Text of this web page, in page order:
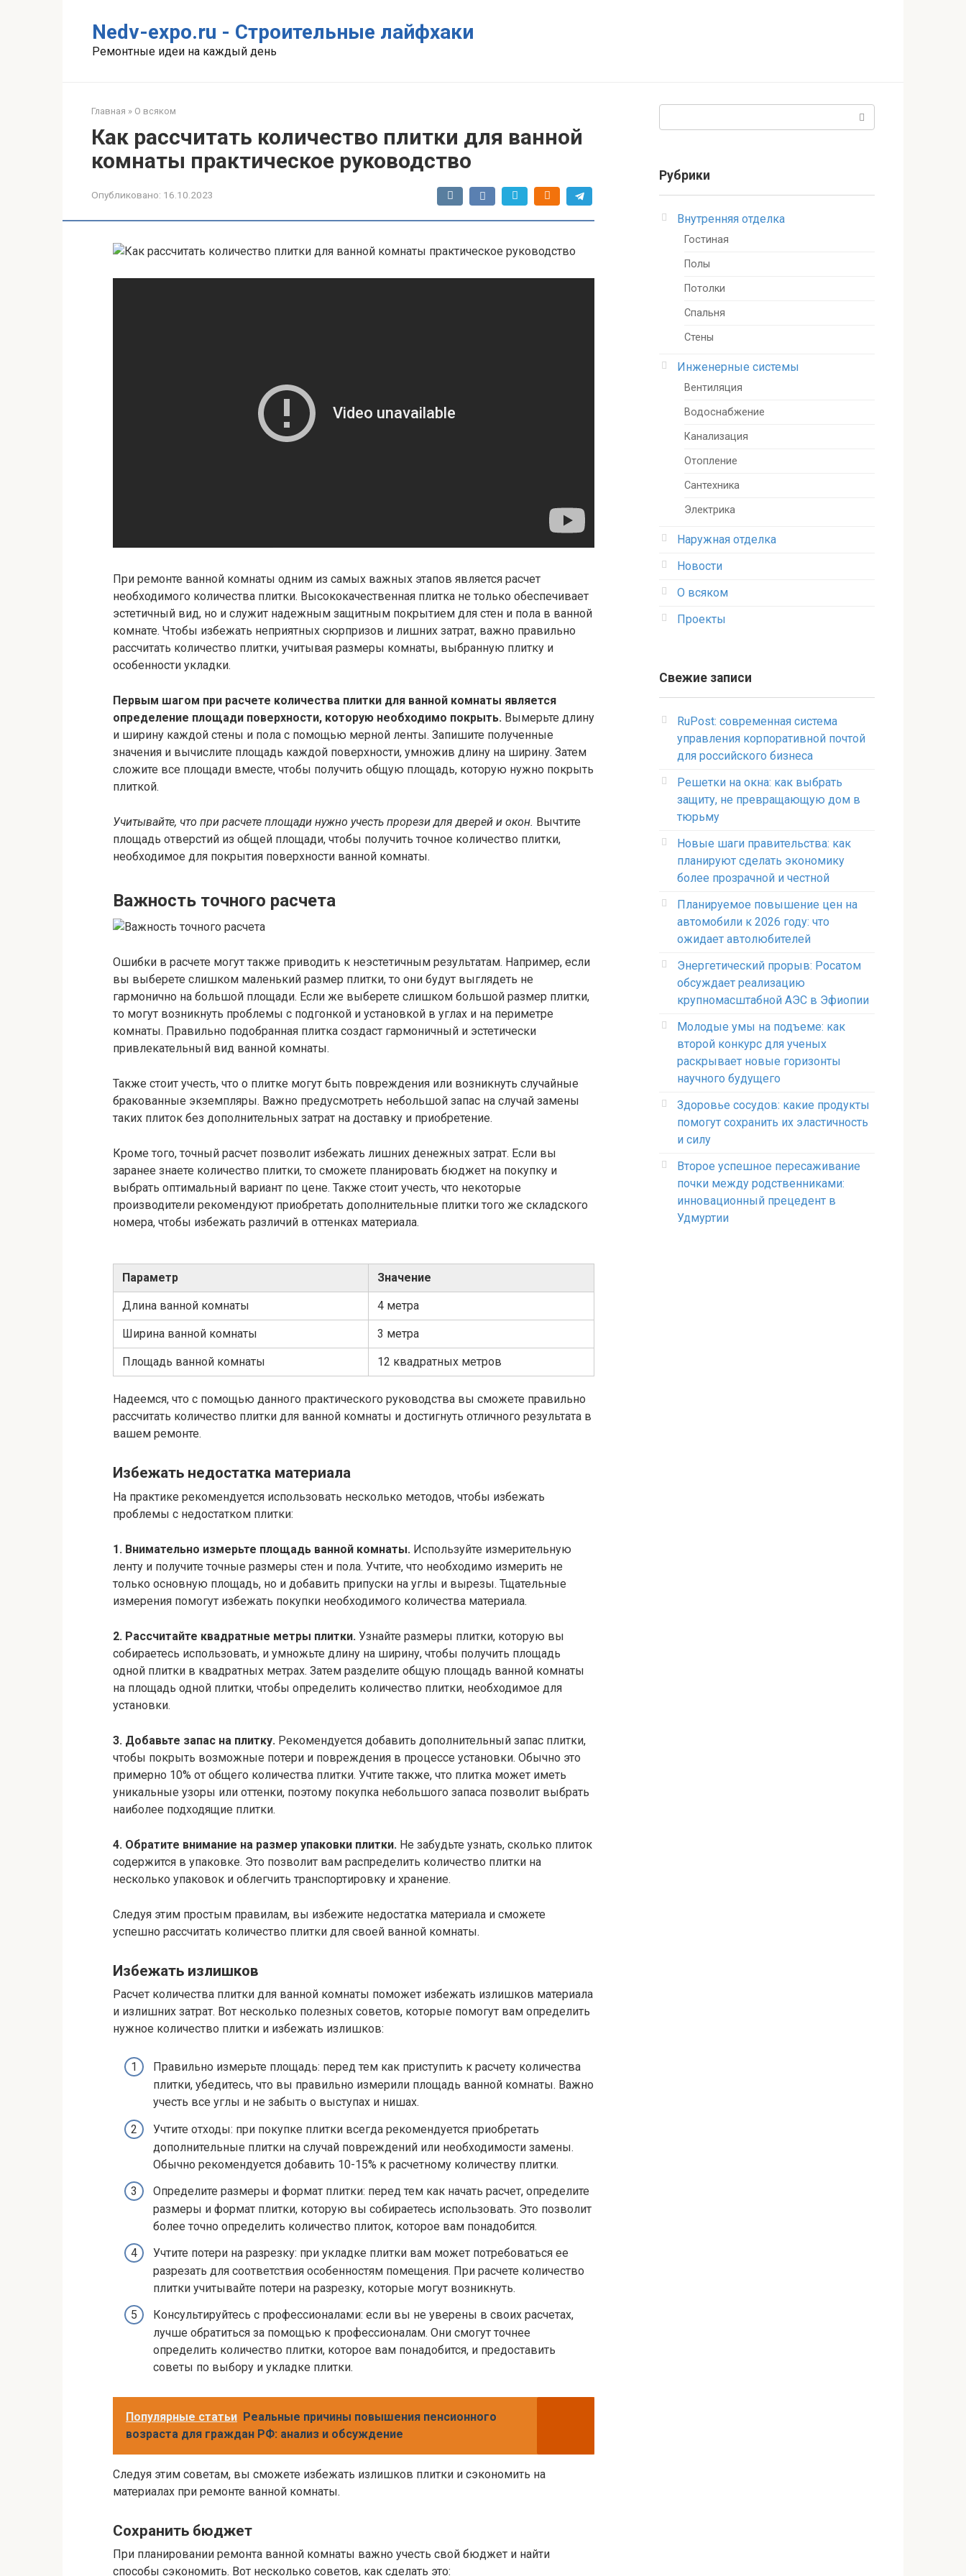
Nedv-expo.ru - Строительные лайфхаки
Ремонтные идеи на каждый день
Главная » О всяком
Как рассчитать количество плитки для ванной
комнаты практическое руководство
Опубликовано: 16.10.2023
При ремонте ванной комнаты одним из самых важных этапов является расчет
необходимого количества плитки. Высококачественная плитка не только обеспечивает
эстетичный вид, но и служит надежным защитным покрытием для стен и пола в ванной
комнате. Чтобы избежать неприятных сюрпризов и лишних затрат, важно правильно
рассчитать количество плитки, учитывая размеры комнаты, выбранную плитку и
особенности укладки.
Первым шагом при расчете количества плитки для ванной комнаты является
определение площади поверхности, которую необходимо покрыть. Вымерьте длину
и ширину каждой стены и пола с помощью мерной ленты. Запишите полученные
значения и вычислите площадь каждой поверхности, умножив длину на ширину. Затем
сложите все площади вместе, чтобы получить общую площадь, которую нужно покрыть
плиткой.
Учитывайте, что при расчете площади нужно учесть прорези для дверей и окон. Вычтите
площадь отверстий из общей площади, чтобы получить точное количество плитки,
необходимое для покрытия поверхности ванной комнаты.
Важность точного расчета
Ошибки в расчете могут также приводить к неэстетичным результатам. Например, если
вы выберете слишком маленький размер плитки, то они будут выглядеть не
гармонично на большой площади. Если же выберете слишком большой размер плитки,
то могут возникнуть проблемы с подгонкой и установкой в углах и на периметре
комнаты. Правильно подобранная плитка создаст гармоничный и эстетически
привлекательный вид ванной комнаты.
Также стоит учесть, что о плитке могут быть повреждения или возникнуть случайные
бракованные экземпляры. Важно предусмотреть небольшой запас на случай замены
таких плиток без дополнительных затрат на доставку и приобретение.
Кроме того, точный расчет позволит избежать лишних денежных затрат. Если вы
заранее знаете количество плитки, то сможете планировать бюджет на покупку и
выбрать оптимальный вариант по цене. Также стоит учесть, что некоторые
производители рекомендуют приобретать дополнительные плитки того же складского
номера, чтобы избежать различий в оттенках материала.
Параметр Значение
Длина ванной комнаты 4 метра
Ширина ванной комнаты 3 метра
Площадь ванной комнаты 12 квадратных метров
Надеемся, что с помощью данного практического руководства вы сможете правильно
рассчитать количество плитки для ванной комнаты и достигнуть отличного результата в
вашем ремонте.
Избежать недостатка материала
На практике рекомендуется использовать несколько методов, чтобы избежать
проблемы с недостатком плитки:
1. Внимательно измерьте площадь ванной комнаты. Используйте измерительную
ленту и получите точные размеры стен и пола. Учтите, что необходимо измерить не
только основную площадь, но и добавить припуски на углы и вырезы. Тщательные
измерения помогут избежать покупки необходимого количества материала.
2. Рассчитайте квадратные метры плитки. Узнайте размеры плитки, которую вы
собираетесь использовать, и умножьте длину на ширину, чтобы получить площадь
одной плитки в квадратных метрах. Затем разделите общую площадь ванной комнаты
на площадь одной плитки, чтобы определить количество плитки, необходимое для
установки.
3. Добавьте запас на плитку. Рекомендуется добавить дополнительный запас плитки,
чтобы покрыть возможные потери и повреждения в процессе установки. Обычно это
примерно 10% от общего количества плитки. Учтите также, что плитка может иметь
уникальные узоры или оттенки, поэтому покупка небольшого запаса позволит выбрать
наиболее подходящие плитки.
4. Обратите внимание на размер упаковки плитки. Не забудьте узнать, сколько плиток
содержится в упаковке. Это позволит вам распределить количество плитки на
несколько упаковок и облегчить транспортировку и хранение.
Следуя этим простым правилам, вы избежите недостатка материала и сможете
успешно рассчитать количество плитки для своей ванной комнаты.
Избежать излишков
Расчет количества плитки для ванной комнаты поможет избежать излишков материала
и излишних затрат. Вот несколько полезных советов, которые помогут вам определить
нужное количество плитки и избежать излишков:
Правильно измерьте площадь: перед тем как приступить к расчету количества
плитки, убедитесь, что вы правильно измерили площадь ванной комнаты. Важно
учесть все углы и не забыть о выступах и нишах.
Учтите отходы: при покупке плитки всегда рекомендуется приобретать
дополнительные плитки на случай повреждений или необходимости замены.
Обычно рекомендуется добавить 10-15% к расчетному количеству плитки.
Определите размеры и формат плитки: перед тем как начать расчет, определите
размеры и формат плитки, которую вы собираетесь использовать. Это позволит
более точно определить количество плиток, которое вам понадобится.
Учтите потери на разрезку: при укладке плитки вам может потребоваться ее
разрезать для соответствия особенностям помещения. При расчете количество
плитки учитывайте потери на разрезку, которые могут возникнуть.
Консультируйтесь с профессионалами: если вы не уверены в своих расчетах,
лучше обратиться за помощью к профессионалам. Они смогут точнее
определить количество плитки, которое вам понадобится, и предоставить
советы по выбору и укладке плитки.
Популярные статьи Реальные причины повышения пенсионного
возраста для граждан РФ: анализ и обсуждение
Следуя этим советам, вы сможете избежать излишков плитки и сэкономить на
материалах при ремонте ванной комнаты.
Сохранить бюджет
При планировании ремонта ванной комнаты важно учесть свой бюджет и найти
способы сэкономить. Вот несколько советов, как сделать это:
Рубрики
Внутренняя отделка
Гостиная
Полы
Потолки
Спальня
Стены
Инженерные системы
Вентиляция
Водоснабжение
Канализация
Отопление
Сантехника
Электрика
Наружная отделка
Новости
О всяком
Проекты
Свежие записи
RuPost: современная система
управления корпоративной почтой
для российского бизнеса
Решетки на окна: как выбрать
защиту, не превращающую дом в
тюрьму
Новые шаги правительства: как
планируют сделать экономику
более прозрачной и честной
Планируемое повышение цен на
автомобили к 2026 году: что
ожидает автолюбителей
Энергетический прорыв: Росатом
обсуждает реализацию
крупномасштабной АЭС в Эфиопии
Молодые умы на подъеме: как
второй конкурс для ученых
раскрывает новые горизонты
научного будущего
Здоровье сосудов: какие продукты
помогут сохранить их эластичность
и силу
Второе успешное пересаживание
почки между родственниками:
инновационный прецедент в
Удмуртии